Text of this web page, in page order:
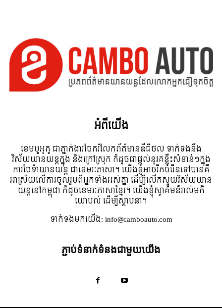
អំពី​យើង
ខេមបូអូតូ ជាភ្នាក់ងារចែករំលែកព័ត៍មានឌីជីថល ទាក់ទងនឹង
វិស័យយានយន្តក្នុង និងក្រៅស្រុក ក៏ដូចជាផ្តល់នូវគន្លឹះសំខាន់ៗក្នុង
ការថែទំាយានយន្ត ជាខេមរៈភាសា។ យើងខ្ញុំអាចរីកចំរើនទៅបានគឺ
អាស្រ័យលើការចូលរួមពីអ្នកទាំងអស់គ្នា ដើម្បីលើកស្ទួយវិស័យយាន
យន្តនៅកម្ពុជា ក៏ដូចខេមរៈភាសាខ្មែរ។ យើងខ្ញុំស្វាគមន៌រាល់មតិ
យោបល់ ដើម្បីស្ថាបនា។
ទាក់ទង​មក​យើង:info@camboauto.com
ភ្ជាប់ទំនាក់ទំនងជាមួយយើង